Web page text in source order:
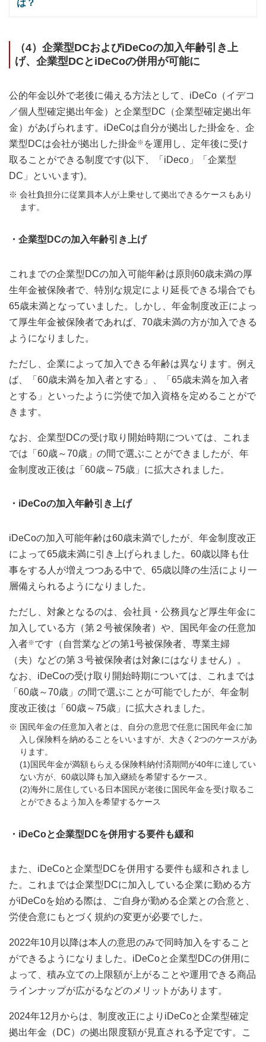
は？
（4）企業型DCおよびiDeCoの加入年齢引き上
げ、企業型DCとiDeCoの併用が可能に
公的年金以外で老後に備える方法として、iDeCo（イデコ
／個人型確定拠出年金）と企業型DC（企業型確定拠出年
金）があげられます。iDeCoは自分が拠出した掛金を、企
業型DCは会社が拠出した掛金※ を運用し、定年後に受け
取ることができる制度です(以下、「iDeco」「企業型
DC」といいます)。
会社負担分に従業員本人が上乗せして拠出できるケースもあり
ます。
・企業型DCの加入年齢引き上げ
これまでの企業型DCの加入可能年齢は原則60歳未満の厚
生年金被保険者で、特別な規定により延長できる場合でも
65歳未満となっていました。しかし、年金制度改正によっ
て厚生年金被保険者であれば、70歳未満の方が加入できる
ようになりました。
ただし、企業によって加入できる年齢は異なります。例え
ば、「60歳未満を加入者とする」、「65歳未満を加入者
とする」といったように労使で加入資格を定めることがで
きます。
なお、企業型DCの受け取り開始時期については、これま
では「60歳～70歳」の間で選ぶことができましたが、年
金制度改正後は「60歳～75歳」に拡大されました。
・iDeCoの加入年齢引き上げ
iDeCoの加入可能年齢は60歳未満でしたが、年金制度改正
によって65歳未満に引き上げられました。60歳以降も仕
事をする人が増えつつある中で、65歳以降の生活により一
層備えられるようになりました。
ただし、対象となるのは、会社員・公務員など厚生年金に
加入している方（第２号被保険者）や、国民年金の任意加
入者※です（自営業などの第1号被保険者、専業主婦
（夫）などの第３号被保険者は対象にはなりません）。
なお、iDeCoの受け取り開始時期については、これまでは
「60歳～70歳」の間で選ぶことが可能でしたが、年金制
度改正後は「60歳～75歳」に拡大されました。
国民年金の任意加入者とは、自分の意思で任意に国民年金に加
入し保険料を納めることをいいますが、大きく2つのケースがあ
ります。
(1)国民年金が満額もらえる保険料納付済期間が40年に達してい
ない方が、60歳以降も加入継続を希望するケース。
(2)海外に居住している日本国民が老後に国民年金を受け取るこ
とができるよう加入を希望するケース
・iDeCoと企業型DCを併用する要件も緩和
また、iDeCoと企業型DCを併用する要件も緩和されまし
た。これまでは企業型DCに加入している企業に勤める方
がiDeCoを始める際は、ご自身が勤める企業との合意と、
労使合意にもとづく規約の変更が必要でした。
2022年10月以降は本人の意思のみで同時加入をすること
ができるようになりました。iDeCoと企業型DCの併用に
よって、積み立ての上限額が上がることや運用できる商品
ラインナップが広がるなどのメリットがあります。
2024年12月からは、制度改正によりiDeCoと企業型確定
拠出年金（DC）の拠出限度額が見直される予定です。こ